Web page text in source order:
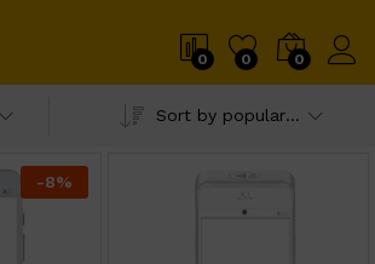
0 0 0
Sort by popularity
-8%